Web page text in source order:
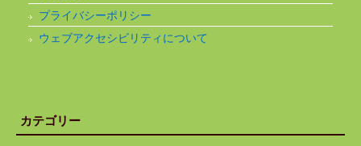
プライバシーポリシー
ウェブアクセシビリティについて
カテゴリー